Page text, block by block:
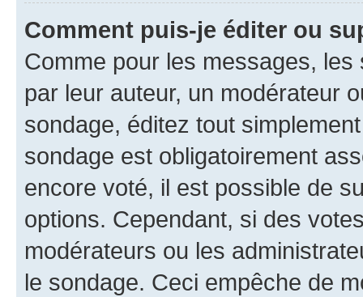
Comment puis-je éditer ou
Comme pour les messages,
par leur auteur, un modérateur
sondage, éditez tout
sondage est obligatoirement
encore voté, il est possible de
options. Cependant, si des
modérateurs ou les
le sondage. Ceci empêche de